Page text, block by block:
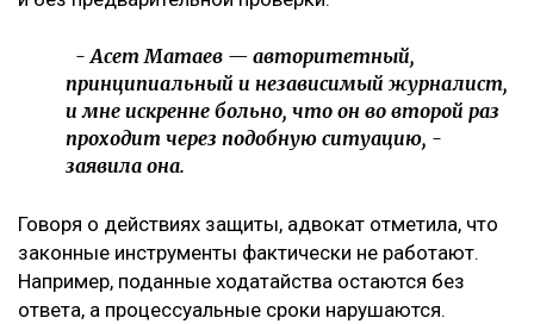
- Асет Матаев — авторитетный,
принципиальный и независимый журналист,
и мне искренне больно, что он во второй раз
проходит через подобную ситуацию, -
заявила она.
Говоря о действиях защиты, адвокат отметила, что
законные инструменты фактически не работают.
Например, поданные ходатайства остаются без
ответа, а процессуальные сроки нарушаются.